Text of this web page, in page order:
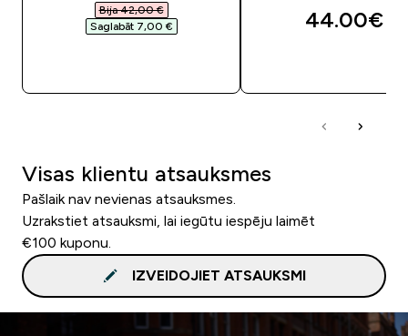
Bija 42,00 €‎
Saglabāt 7,00 €‎
44.00€‎
Visas klientu atsauksmes
Pašlaik nav nevienas atsauksmes.
Uzrakstiet atsauksmi, lai iegūtu iespēju laimēt
€100 kuponu.
IZVEIDOJIET ATSAUKSMI